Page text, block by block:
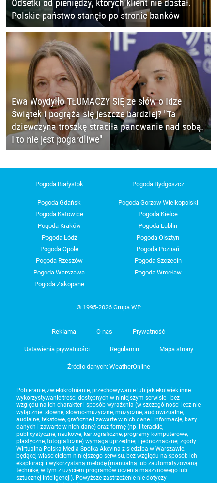
Odsetki od pieniędzy, których klient nie dostał.
Polskie państwo stanęło po stronie banków
Ewa Woydyłło TŁUMACZY SIĘ ze słów o Idze
Świątek i pogrąża się jeszcze bardziej? "Ta
dziewczyna troszkę straciła panowanie nad sobą.
I to nie jest pogardliwe"
Pogoda Białystok Pogoda Bydgoszcz
Pogoda Gdańsk
Pogoda Gorzów Wielkopolski
Pogoda Katowice
Pogoda Kielce
Pogoda Kraków
Pogoda Lublin
Pogoda Łódź
Pogoda Olsztyn
Pogoda Opole
Pogoda Poznań
Pogoda Rzeszów
Pogoda Szczecin
Pogoda Warszawa
Pogoda Wrocław
Pogoda Zakopane
© 1995-2026 Grupa WP
Reklama O nas Prywatność
Ustawienia prywatności Regulamin Mapa strony
Źródło danych: WeatherOnline
Pobieranie, zwielokrotnianie, przechowywanie lub jakiekolwiek inne
wykorzystywanie treści dostępnych w niniejszym serwisie - bez
względu na ich charakter i sposób wyrażenia (w szczególności lecz nie
wyłącznie: słowne, słowno-muzyczne, muzyczne, audiowizualne,
audialne, tekstowe, graficzne i zawarte w nich dane i informacje, bazy
danych i zawarte w nich dane) oraz formę (np. literackie,
publicystyczne, naukowe, kartograficzne, programy komputerowe,
plastyczne, fotograficzne) wymaga uprzedniej i jednoznacznej zgody
Wirtualna Polska Media Spółka Akcyjna z siedzibą w Warszawie,
będącej właścicielem niniejszego serwisu, bez względu na sposób ich
eksploracji i wykorzystaną metodę (manualną lub zautomatyzowaną
technikę, w tym z użyciem programów uczenia maszynowego lub
sztucznej inteligencji). Powyższe zastrzeżenie nie dotyczy